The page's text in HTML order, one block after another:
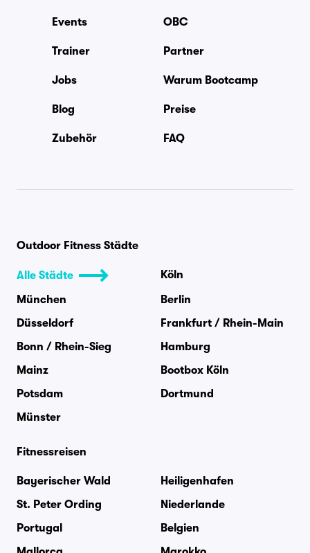
Events OBC
Trainer Partner
Jobs Warum Bootcamp
Blog Preise
Zubehör FAQ
Outdoor Fitness Städte
Alle Städte
Köln
München
Berlin
Düsseldorf
Frankfurt / Rhein-Main
Bonn / Rhein-Sieg
Hamburg
Mainz
Bootbox Köln
Potsdam
Dortmund
Münster
Fitnessreisen
Bayerischer Wald
Heiligenhafen
St. Peter Ording
Niederlande
Portugal
Belgien